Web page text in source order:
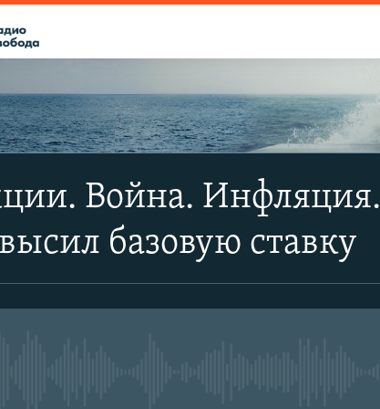
Война. Инфляция.
базовую ставку